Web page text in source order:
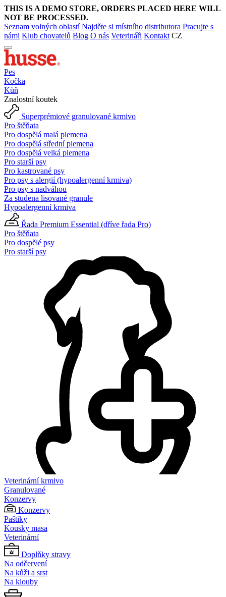
THIS IS A DEMO STORE, ORDERS PLACED HERE WILL
NOT BE PROCESSED.
Seznam volných oblastí Najděte si místního distributora Pracujte s
námi Klub chovatelů Blog O nás Veterináři Kontakt CZ
Pes
Kočka
Kůň
Znalostní koutek
Superprémiové granulované krmivo
Pro štěňata
Pro dospělá malá plemena
Pro dospělá střední plemena
Pro dospělá velká plemena
Pro starší psy
Pro kastrované psy
Pro psy s alergií (hypoalergenní krmiva)
Pro psy s nadváhou
Za studena lisované granule
Hypoalergenní krmiva
Řada Premium Essential (dříve řada Pro)
Pro štěňata
Pro dospělé psy
Pro starší psy
Veterinární krmivo
Granulované
Konzervy
Konzervy
Paštiky
Kousky masa
Veterinární
Doplňky stravy
Na odčervení
Na kůži a srst
Na klouby